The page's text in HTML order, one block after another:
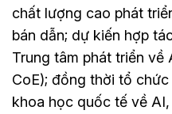
chất lượng cao phát
bán dẫn; dự kiến hợp
Trung tâm phát triển về
CoE); đồng thời tổ
khoa học quốc tế về